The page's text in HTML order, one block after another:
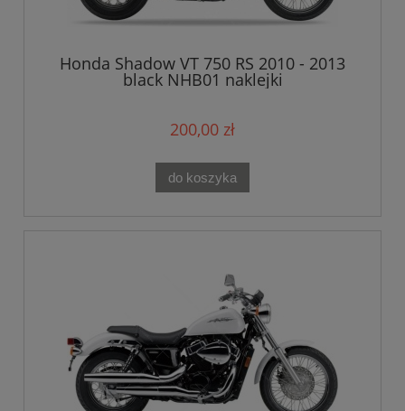
Honda Shadow VT 750 RS 2010 - 2013
black NHB01 naklejki
200,00 zł
do koszyka